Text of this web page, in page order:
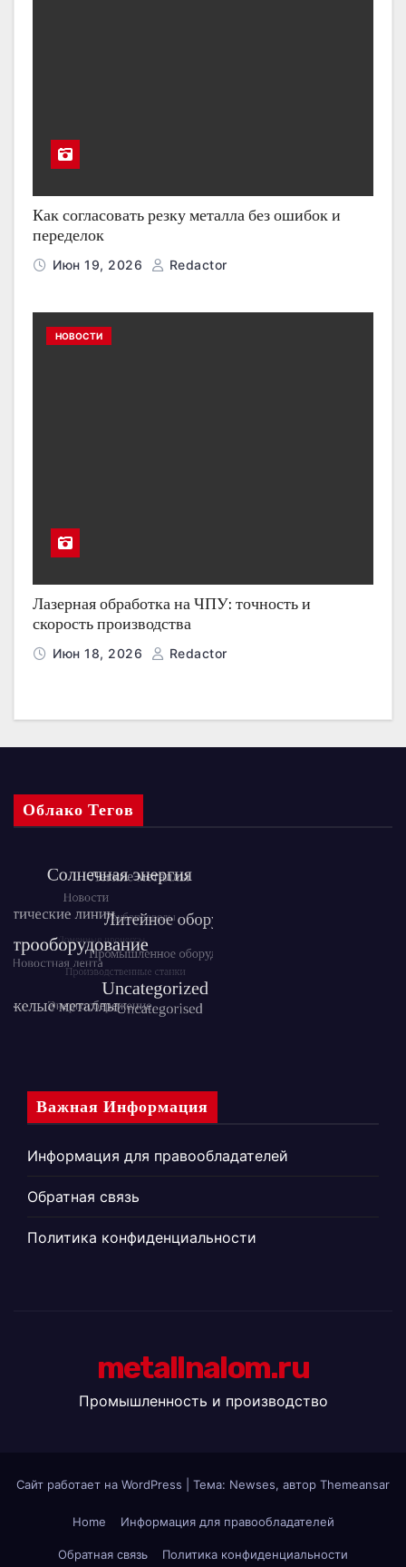
Как согласовать резку металла без ошибок и
переделок
Июн 19, 2026 Redactor
НОВОСТИ
Лазерная обработка на ЧПУ: точность и
скорость производства
Июн 18, 2026 Redactor
Облако Тегов
Важная Информация
Информация для правообладателей
Обратная связь
Политика конфиденциальности
metallnalom.ru
Промышленность и производство
Сайт работает на WordPress Тема: Newses, автор Themeansar
Home Информация для правообладателей
Обратная связь Политика конфиденциальности